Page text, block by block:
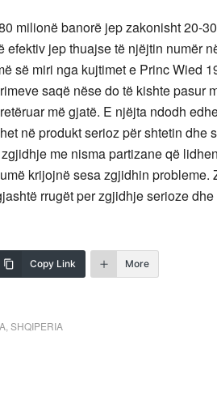
milionë banorë jep zakonisht 20-
jep thuajse të njëjtin numër
së miri nga kujtimet e Princ Wied
saqë nëse do të kishte pasur
më gjatë. E njëjta ndodh
në produkt serioz për shtetin
me nisma partizane që
krijojnë sesa zgjidhin probleme.
rrugët per zgjidhje serioze
Copy Link More
SHQIPERIA